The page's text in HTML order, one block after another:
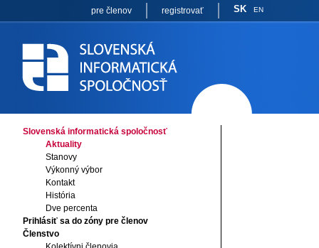
pre členov registrovať SK EN
Slovenská informatická spoločnosť
Aktuality
Stanovy
Výkonný výbor
Kontakt
História
Dve percenta
Prihlásiť sa do zóny pre členov
Členstvo